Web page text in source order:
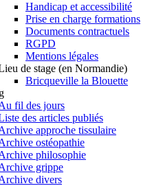
Handicap et accessibilité
Prise en charge formations
Documents contractuels
RGPD
Mentions légales
de stage (en Normandie)
Bricqueville la Blouette
fil des jours
des articles publiés
approche tissulaire
ostéopathie
philosophie
grippe
divers